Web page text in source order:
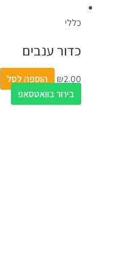
כללי
כדור ענבים
₪2.00
הוספה לסל
בירור בוואטסאפ